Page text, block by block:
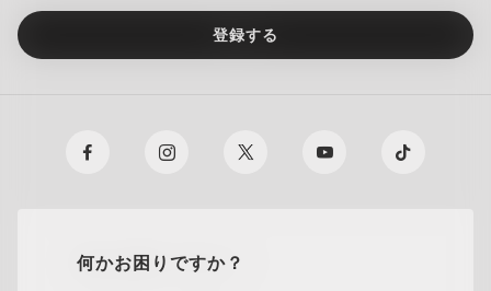
Oakley Meta HSTN Replacement Lens
¥28,600
登録する
何かお困りですか？